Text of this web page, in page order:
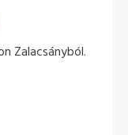
Zalacsányból.